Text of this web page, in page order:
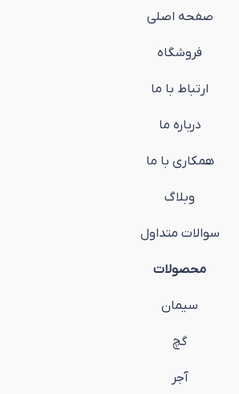
صفحه اصلی
فروشگاه
ارتباط با ما
درباره ما
همکاری با ما
وبلاگ
سوالات متداول
محصولات
سیمان
گچ
آجر